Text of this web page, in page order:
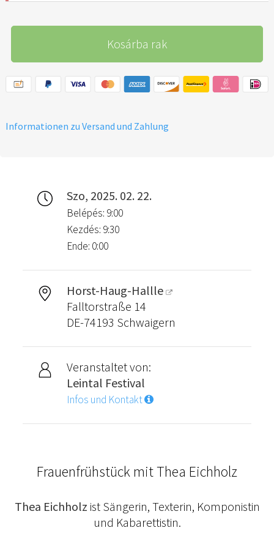
Kosárba rak
Informationen zu Versand und Zahlung
Szo, 2025. 02. 22.
Belépés: 9:00
Kezdés: 9:30
Ende: 0:00
Horst-Haug-Hallle
Falltorstraße 14
DE-74193 Schwaigern
Veranstaltet von:
Leintal Festival
Infos und Kontakt
Frauenfrühstück mit Thea Eichholz
Thea Eichholz ist Sängerin, Texterin, Komponistin
und Kabarettistin.